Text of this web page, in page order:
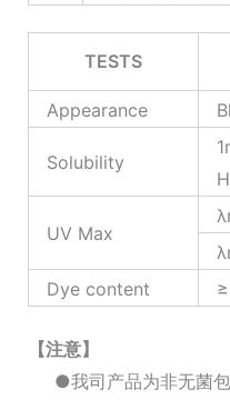
TESTS
Appearance
Solubility
UV Max
Dye content
【注意】
●我司产品为非无菌